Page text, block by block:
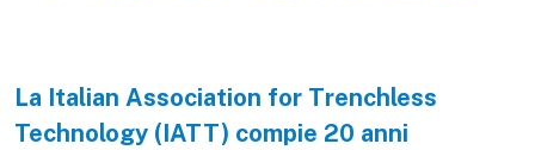
La Italian Association for Trenchless
Technology (IATT) compie 20 anni